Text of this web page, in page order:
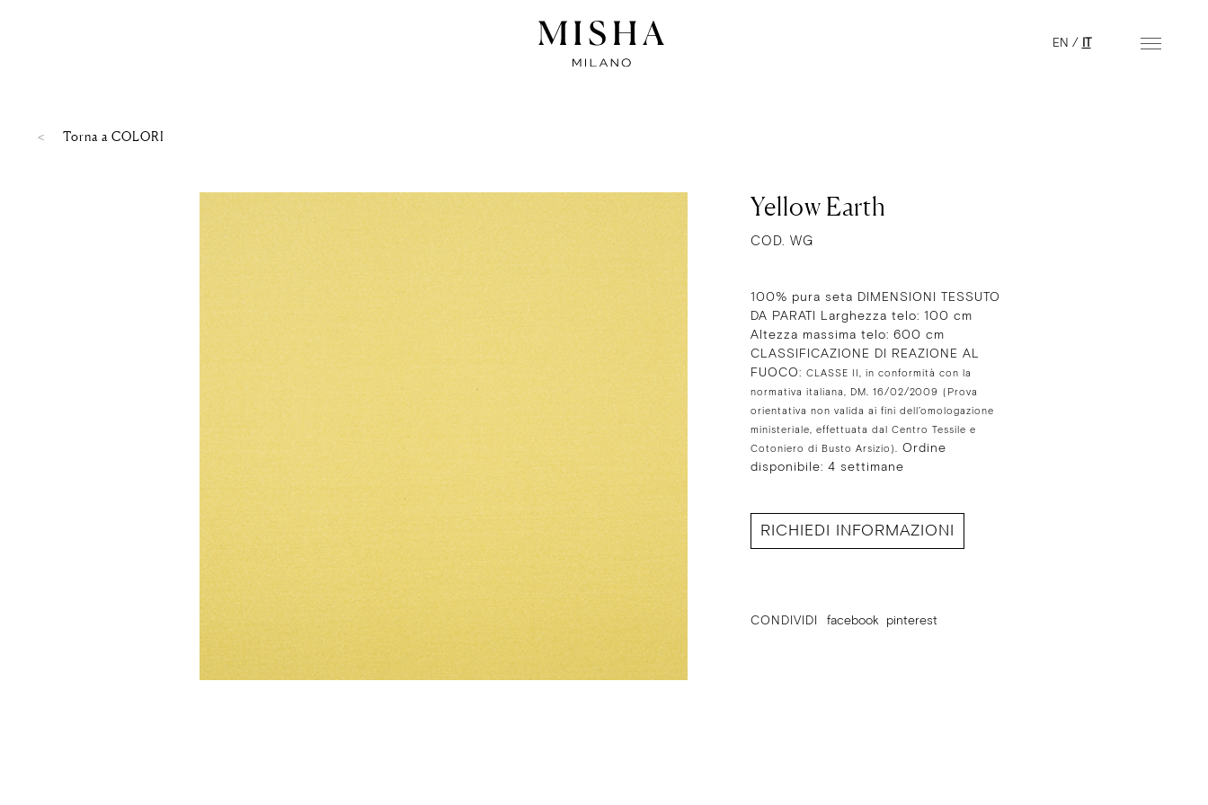
EN / IT
Torna a COLORI
Yellow Earth
COD. WG
100% pura seta DIMENSIONI TESSUTO
DA PARATI Larghezza telo: 100 cm
Altezza massima telo: 600 cm
CLASSIFICAZIONE DI REAZIONE AL
FUOCO:CLASSE II, in conformità con la
normativa italiana, DM. 16/02/2009 (Prova
orientativa non valida ai fini dell’omologazione
ministeriale, effettuata dal Centro Tessile e
Cotoniero di Busto Arsizio). Ordine
disponibile: 4 settimane
RICHIEDI INFORMAZIONI
CONDIVIDI facebook pinterest